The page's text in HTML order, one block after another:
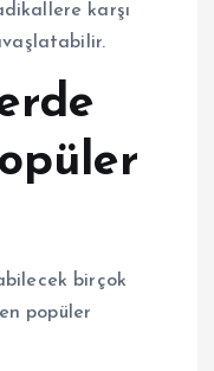
karşı
birçok
popüler